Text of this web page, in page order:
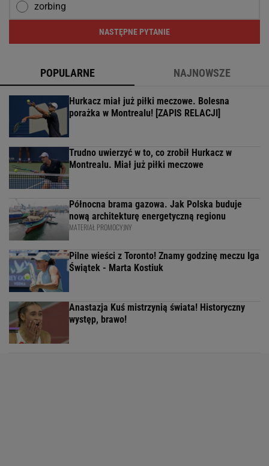
zorbing
NASTĘPNE PYTANIE
POPULARNE NAJNOWSZE
Hurkacz miał już piłki meczowe. Bolesna
porażka w Montrealu! [ZAPIS RELACJI]
Trudno uwierzyć w to, co zrobił Hurkacz w
Montrealu. Miał już piłki meczowe
Północna brama gazowa. Jak Polska buduje
nową architekturę energetyczną regionu
MATERIAŁ PROMOCYJNY
Pilne wieści z Toronto! Znamy godzinę meczu Iga
Świątek - Marta Kostiuk
Anastazja Kuś mistrzynią świata! Historyczny
występ, brawo!